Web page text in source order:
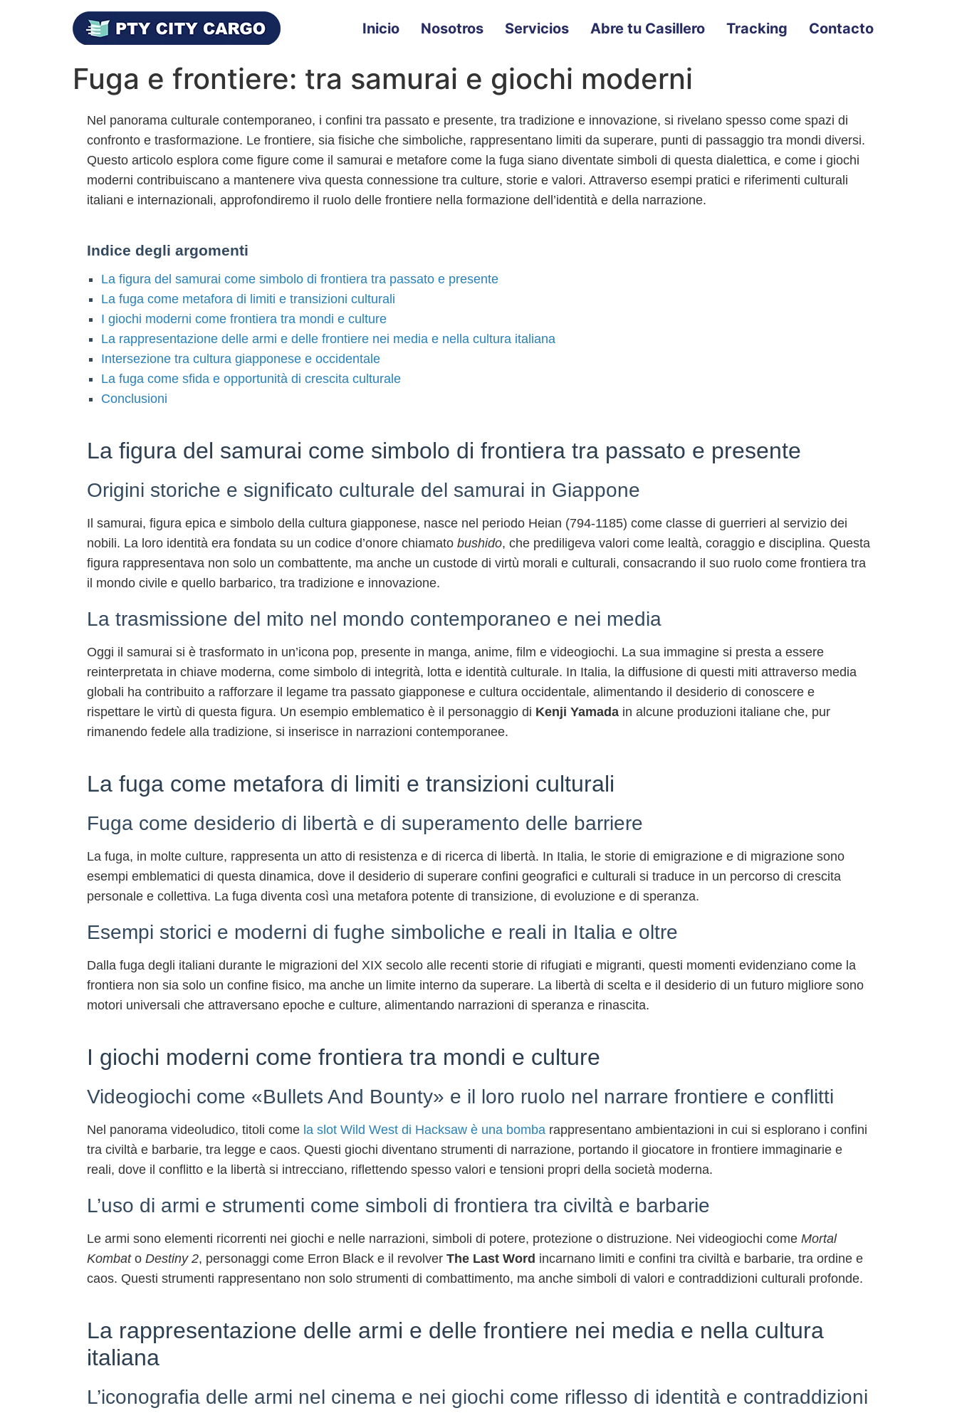
Inicio Nosotros Servicios Abre tu Casillero Tracking Contacto
Fuga e frontiere: tra samurai e giochi moderni
Nel panorama culturale contemporaneo, i confini tra passato e presente, tra tradizione e innovazione, si rivelano spesso come spazi di
confronto e trasformazione. Le frontiere, sia fisiche che simboliche, rappresentano limiti da superare, punti di passaggio tra mondi diversi.
Questo articolo esplora come figure come il samurai e metafore come la fuga siano diventate simboli di questa dialettica, e come i giochi
moderni contribuiscano a mantenere viva questa connessione tra culture, storie e valori. Attraverso esempi pratici e riferimenti culturali
italiani e internazionali, approfondiremo il ruolo delle frontiere nella formazione dell’identità e della narrazione.
Indice degli argomenti
La figura del samurai come simbolo di frontiera tra passato e presente
La fuga come metafora di limiti e transizioni culturali
I giochi moderni come frontiera tra mondi e culture
La rappresentazione delle armi e delle frontiere nei media e nella cultura italiana
Intersezione tra cultura giapponese e occidentale
La fuga come sfida e opportunità di crescita culturale
Conclusioni
La figura del samurai come simbolo di frontiera tra passato e presente
Origini storiche e significato culturale del samurai in Giappone
Il samurai, figura epica e simbolo della cultura giapponese, nasce nel periodo Heian (794-1185) come classe di guerrieri al servizio dei
nobili. La loro identità era fondata su un codice d’onore chiamato bushido, che prediligeva valori come lealtà, coraggio e disciplina. Questa
figura rappresentava non solo un combattente, ma anche un custode di virtù morali e culturali, consacrando il suo ruolo come frontiera tra
il mondo civile e quello barbarico, tra tradizione e innovazione.
La trasmissione del mito nel mondo contemporaneo e nei media
Oggi il samurai si è trasformato in un’icona pop, presente in manga, anime, film e videogiochi. La sua immagine si presta a essere
reinterpretata in chiave moderna, come simbolo di integrità, lotta e identità culturale. In Italia, la diffusione di questi miti attraverso media
globali ha contribuito a rafforzare il legame tra passato giapponese e cultura occidentale, alimentando il desiderio di conoscere e
rispettare le virtù di questa figura. Un esempio emblematico è il personaggio di Kenji Yamada in alcune produzioni italiane che, pur
rimanendo fedele alla tradizione, si inserisce in narrazioni contemporanee.
La fuga come metafora di limiti e transizioni culturali
Fuga come desiderio di libertà e di superamento delle barriere
La fuga, in molte culture, rappresenta un atto di resistenza e di ricerca di libertà. In Italia, le storie di emigrazione e di migrazione sono
esempi emblematici di questa dinamica, dove il desiderio di superare confini geografici e culturali si traduce in un percorso di crescita
personale e collettiva. La fuga diventa così una metafora potente di transizione, di evoluzione e di speranza.
Esempi storici e moderni di fughe simboliche e reali in Italia e oltre
Dalla fuga degli italiani durante le migrazioni del XIX secolo alle recenti storie di rifugiati e migranti, questi momenti evidenziano come la
frontiera non sia solo un confine fisico, ma anche un limite interno da superare. La libertà di scelta e il desiderio di un futuro migliore sono
motori universali che attraversano epoche e culture, alimentando narrazioni di speranza e rinascita.
I giochi moderni come frontiera tra mondi e culture
Videogiochi come «Bullets And Bounty» e il loro ruolo nel narrare frontiere e conflitti
Nel panorama videoludico, titoli come la slot Wild West di Hacksaw è una bomba rappresentano ambientazioni in cui si esplorano i confini
tra civiltà e barbarie, tra legge e caos. Questi giochi diventano strumenti di narrazione, portando il giocatore in frontiere immaginarie e
reali, dove il conflitto e la libertà si intrecciano, riflettendo spesso valori e tensioni propri della società moderna.
L’uso di armi e strumenti come simboli di frontiera tra civiltà e barbarie
Le armi sono elementi ricorrenti nei giochi e nelle narrazioni, simboli di potere, protezione o distruzione. Nei videogiochi come Mortal
Kombato Destiny 2, personaggi come Erron Black e il revolver The Last Word incarnano limiti e confini tra civiltà e barbarie, tra ordine e
caos. Questi strumenti rappresentano non solo strumenti di combattimento, ma anche simboli di valori e contraddizioni culturali profonde.
La rappresentazione delle armi e delle frontiere nei media e nella cultura
italiana
L’iconografia delle armi nel cinema e nei giochi come riflesso di identità e contraddizioni